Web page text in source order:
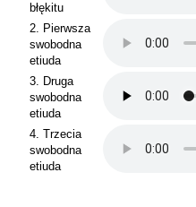
błękitu
2. Pierwsza
swobodna
etiuda
3. Druga
swobodna
etiuda
4. Trzecia
swobodna
etiuda